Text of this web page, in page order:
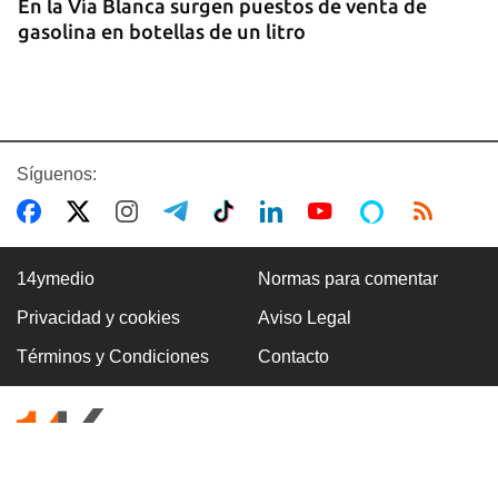
En la Vía Blanca surgen puestos de venta de
gasolina en botellas de un litro
Premio Literario Lourdes Gil 2026 en Poesía
Síguenos:
14ymedio Normas para comentar
Privacidad y cookies Aviso Legal
Términos y Condiciones Contacto